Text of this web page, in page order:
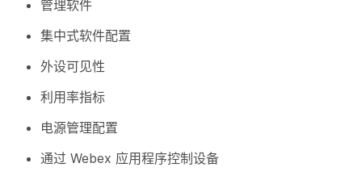
管理软件
集中式软件配置
外设可见性
利用率指标
电源管理配置
通过 Webex 应用程序控制设备